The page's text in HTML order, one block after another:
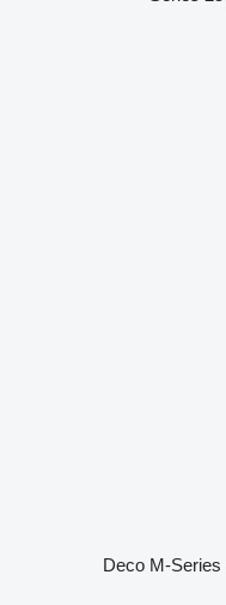
Deco M-Series